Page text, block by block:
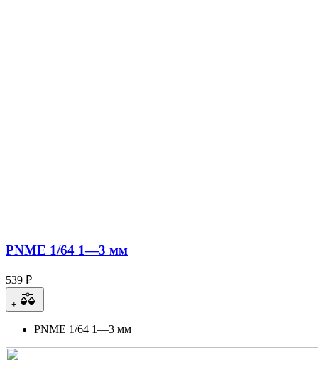
PNME 1/64 1—3 мм
539 ₽
+
PNME 1/64 1—3 мм